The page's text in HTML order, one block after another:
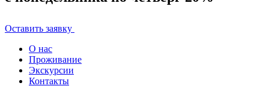
Оставить заявку
О нас
Проживание
Экскурсии
Контакты